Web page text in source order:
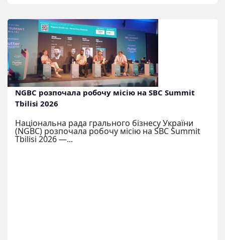
NGBC розпочала робочу місію на SBC Summit
Tbilisi 2026
Національна рада грального бізнесу України
(NGBC) розпочала робочу місію на SBC Summit
Tbilisi 2026 —...